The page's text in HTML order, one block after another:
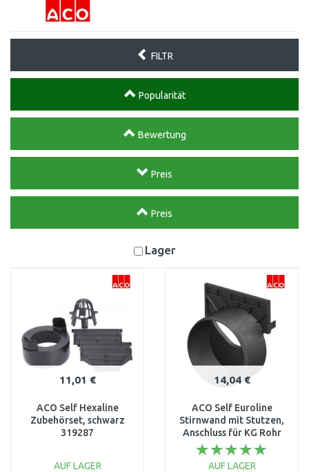
FILTR
Popularität
Bewertung
Preis
Preis
Lager
11,01 €
ACO Self Hexaline
Zubehörset, schwarz
319287
AUF LAGER
14,04 €
ACO Self Euroline
Stirnwand mit Stutzen,
Anschluss für KG Rohr
DN/OD 110 319289
AUF LAGER